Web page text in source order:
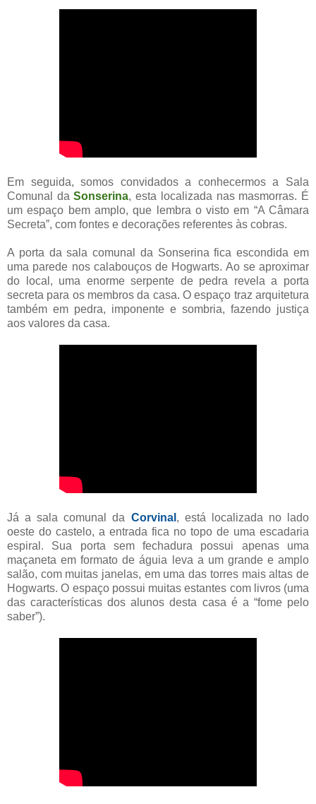
Em seguida, somos convidados a conhecermos a Sala
Comunal daSonserina, esta localizada nas masmorras. É
um espaço bem amplo, que lembra o visto em “A Câmara
Secreta”, com fontes e decorações referentes às cobras.
A porta da sala comunal da Sonserina fica escondida em
uma parede nos calabouços de Hogwarts. Ao se aproximar
do local, uma enorme serpente de pedra revela a porta
secreta para os membros da casa. O espaço traz arquitetura
também em pedra, imponente e sombria, fazendo justiça
aos valores da casa.
Já a sala comunal da Corvinal , está localizada no lado
oeste do castelo, a entrada fica no topo de uma escadaria
espiral. Sua porta sem fechadura possui apenas uma
maçaneta em formato de águia leva a um grande e amplo
salão, com muitas janelas, em uma das torres mais altas de
Hogwarts. O espaço possui muitas estantes com livros (uma
das características dos alunos desta casa é a “fome pelo
saber”).